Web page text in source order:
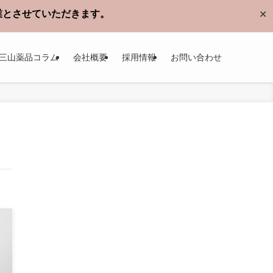
させていただきます。 ✕
三山薬品コラム 会社概要 採用情報 お問い合わせ